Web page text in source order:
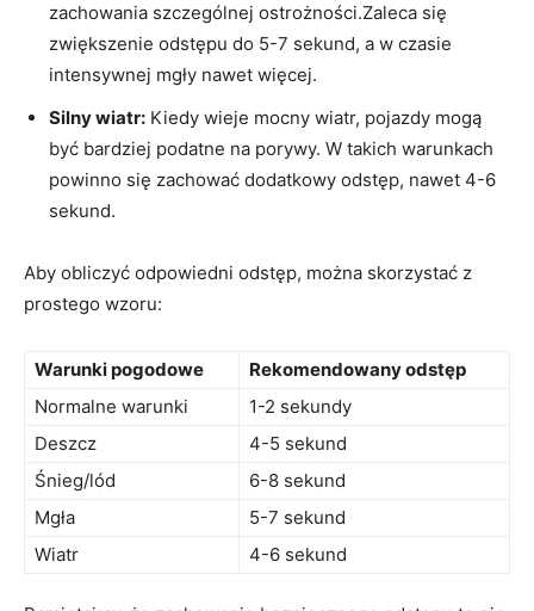
zachowania szczególnej ostrożności.Zaleca się
zwiększenie odstępu do 5-7 sekund, a w czasie
intensywnej mgły nawet więcej.
Silny wiatr: Kiedy wieje mocny wiatr, pojazdy mogą
być bardziej podatne na porywy. W takich warunkach
powinno się zachować dodatkowy odstęp, nawet 4-6
sekund.
Aby obliczyć odpowiedni odstęp, można skorzystać z
prostego wzoru:
Warunki pogodowe
Rekomendowany odstęp
Normalne warunki
1-2 sekundy
Deszcz
4-5 sekund
Śnieg/lód
6-8 sekund
Mgła
5-7 sekund
Wiatr
4-6 sekund